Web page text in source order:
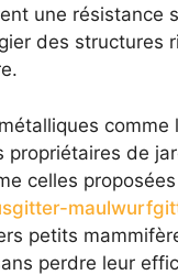
une résistance
des structures
propriétaires de
celles
petits
perdre leur